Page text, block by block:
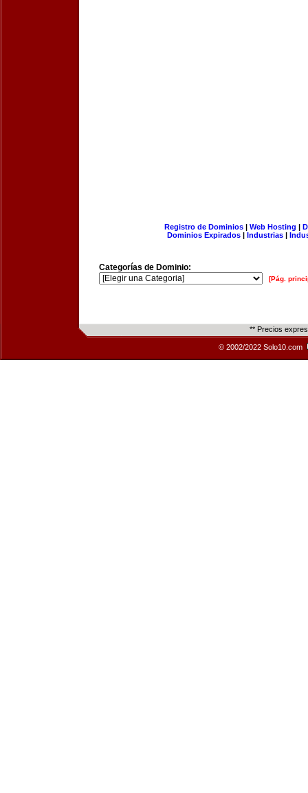
Registro de Dominios| Web Hosting |
Dominios Expirados | Industrias |
Categorías de Dominio:
[Pág.
** Precios
© 2002/2022 Solo10.com